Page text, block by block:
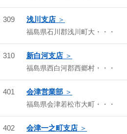
309 浅川支店
福島県石川郡浅川町大・・・
310 新白河支店
福島県西白河郡西郷村・・・
401 会津営業部
福島県会津若松市大町・・・
402 会津一之町支店